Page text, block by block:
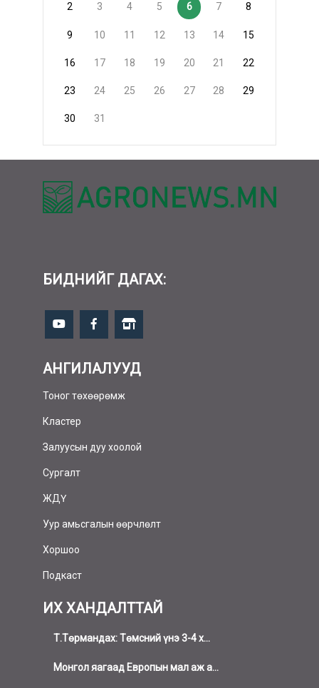
2 3 4 5 6 7 8
9 10 11 12 13 14 15
16 17 18 19 20 21 22
23 24 25 26 27 28 29
30 31
БИДНИЙГ ДАГАХ:
АНГИЛАЛУУД
Тоног төхөөрөмж
Кластер
Залуусын дуу хоолой
Сургалт
ЖДҮ
Уур амьсгалын өөрчлөлт
Хоршоо
Подкаст
ИХ ХАНДАЛТТАЙ
Т.Төрмандах: Төмсний үнэ 3-4 х...
Монгол яагаад Европын мал аж а...